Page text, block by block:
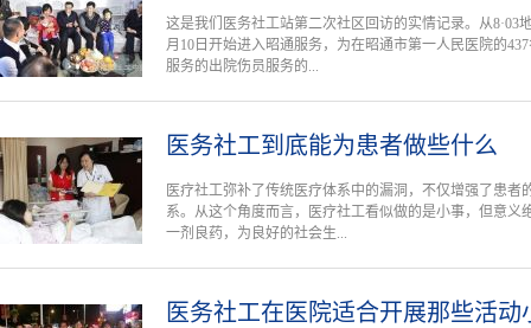
这是我们医务社工站第二次社区回访的实情记录。从8·03
月10日开始进入昭通服务，为在昭通市第一人民医院的
服务的出院伤员服务的...
医务社工到底能为患者做些什么
医疗社工弥补了传统医疗体系中的漏洞，不仅增强了患
系。从这个角度而言，医疗社工看似做的是小事，但意义
一剂良药，为良好的社会生...
医务社工在医院适合开展那些活动